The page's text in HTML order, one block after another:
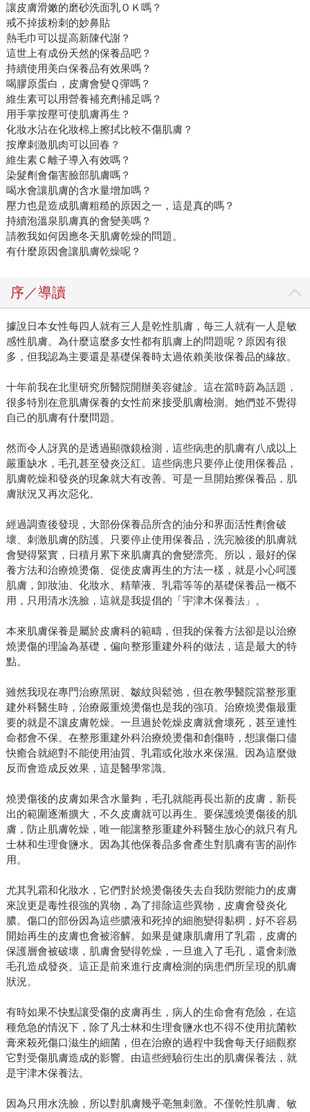
讓皮膚滑嫩的磨砂洗面乳ＯＫ嗎？
戒不掉拔粉刺的妙鼻貼
熱毛巾可以提高新陳代謝？
這世上有成份天然的保養品吧？
持續使用美白保養品有效果嗎？
喝膠原蛋白，皮膚會變Ｑ彈嗎？
維生素可以用營養補充劑補足嗎？
用手掌按壓可使肌膚再生？
化妝水沾在化妝棉上擦拭比較不傷肌膚？
按摩刺激肌肉可以回春？
維生素Ｃ離子導入有效嗎？
染髮劑會傷害臉部肌膚嗎？
喝水會讓肌膚的含水量增加嗎？
壓力也是造成肌膚粗糙的原因之一，這是真的嗎？
持續泡溫泉肌膚真的會變美嗎？
請教我如何因應冬天肌膚乾燥的問題。
有什麼原因會讓肌膚乾燥呢？
序／導讀
據說日本女性每四人就有三人是乾性肌膚，每三人就有一人是敏
感性肌膚。為什麼這麼多女性都有肌膚上的問題呢？原因有很
多，但我認為主要還是基礎保養時太過依賴美妝保養品的緣故。
十年前我在北里研究所醫院開辦美容健診。這在當時蔚為話題，
很多特別在意肌膚保養的女性前來接受肌膚檢測。她們並不覺得
自己的肌膚有什麼問題。
然而令人訝異的是透過顯微鏡檢測，這些病患的肌膚有八成以上
嚴重缺水，毛孔甚至發炎泛紅。這些病患只要停止使用保養品，
肌膚乾燥和發炎的現象就大有改善。可是一旦開始擦保養品，肌
膚狀況又再次惡化。
經過調查後發現，大部份保養品所含的油分和界面活性劑會破
壞、刺激肌膚的防護。只要停止使用保養品，洗完臉後的肌膚就
會變得緊實，日積月累下來肌膚真的會變漂亮。所以，最好的保
養方法和治療燒燙傷、促使皮膚再生的方法一樣，就是小心呵護
肌膚，卸妝油、化妝水、精華液、乳霜等等的基礎保養品一概不
用，只用清水洗臉，這就是我提倡的「宇津木保養法」。
本來肌膚保養是屬於皮膚科的範疇，但我的保養方法卻是以治療
燒燙傷的理論為基礎，偏向整形重建外科的做法，這是最大的特
點。
雖然我現在專門治療黑斑、皺紋與鬆弛，但在教學醫院當整形重
建外科醫生時，治療嚴重燒燙傷也是我的強項。治療燒燙傷最重
要的就是不讓皮膚乾燥。一旦過於乾燥皮膚就會壞死，甚至連性
命都會不保。在整形重建外科治療燒燙傷和創傷時，想讓傷口儘
快癒合就絕對不能使用油質、乳霜或化妝水來保濕。因為這麼做
反而會造成反效果，這是醫學常識。
燒燙傷後的皮膚如果含水量夠，毛孔就能再長出新的皮膚，新長
出的範圍逐漸擴大，不久皮膚就可以再生。要保護燒燙傷後的肌
膚，防止肌膚乾燥，唯一能讓整形重建外科醫生放心的就只有凡
士林和生理食鹽水。因為其他保養品多會產生對肌膚有害的副作
用。
尤其乳霜和化妝水，它們對於燒燙傷後失去自我防禦能力的皮膚
來說更是毒性很強的異物，為了排除這些異物，皮膚會發炎化
膿。傷口的部份因為這些膿液和死掉的細胞變得黏稠，好不容易
開始再生的皮膚也會被溶解。如果是健康肌膚用了乳霜，皮膚的
保護層會被破壞，肌膚會變得乾燥，一旦進入了毛孔，還會刺激
毛孔造成發炎。這正是前來進行皮膚檢測的病患們所呈現的肌膚
狀況。
有時如果不快點讓受傷的皮膚再生，病人的生命會有危險，在這
種危急的情況下，除了凡士林和生理食鹽水也不得不使用抗菌軟
膏來殺死傷口滋生的細菌，但在治療的過程中我會每天仔細觀察
它對受傷肌膚造成的影響。由這些經驗衍生出的肌膚保養法，就
是宇津木保養法。
因為只用水洗臉，所以對肌膚幾乎亳無刺激。不僅乾性肌膚、敏